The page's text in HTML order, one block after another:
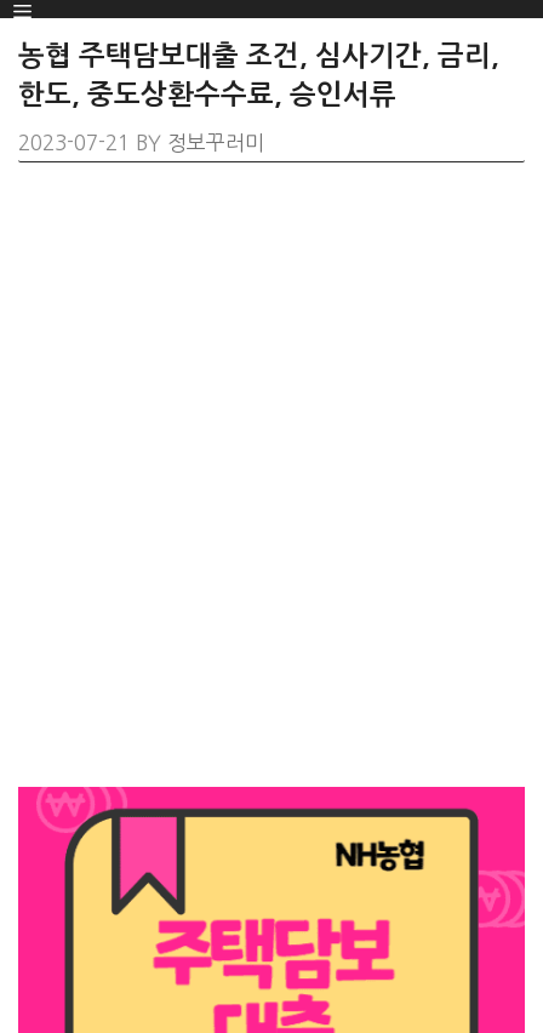
SKIP
TO
CONTENT
Menu
농협 주택담보대출 조건, 심사기간, 금리,
한도, 중도상환수수료, 승인서류
2023-07-21 BY 정보꾸러미